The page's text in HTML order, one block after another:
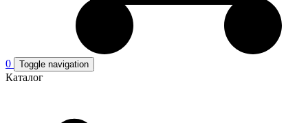
0 Toggle navigation
Каталог